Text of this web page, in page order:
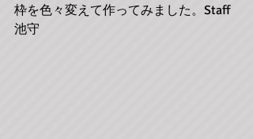
枠を色々変えて作ってみました。Staff
池守